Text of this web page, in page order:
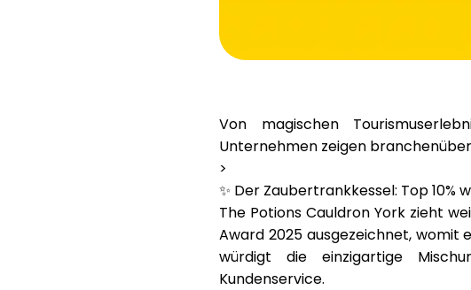
Von magischen
Unternehmen zeigen
>
✨ Der Zaubertrankkessel: Top 10%
The Potions Cauldron Yorkzieht
Award 2025ausgezeichnet, womit
würdigt die einzigartige
Kundenservice.